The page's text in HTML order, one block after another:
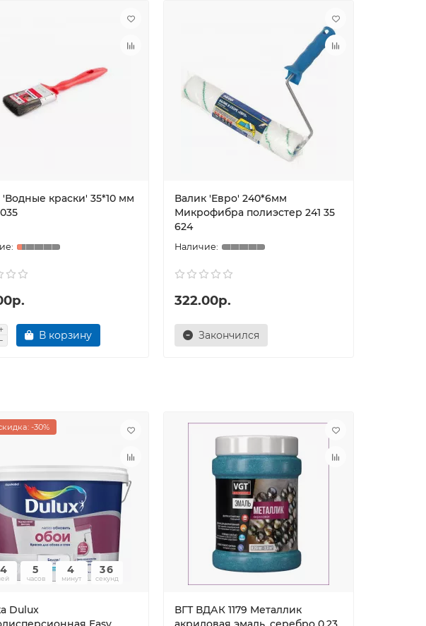
'Водные краски' 35*10 мм
В корзину
Валик 'Евро' 240*6мм
Микрофибра полиэстер 241 35
624
322.00р.
Закончился
-30%
5
часов
4
минут
35
секунд
Dulux
ВГТ ВДАК 1179 Металлик